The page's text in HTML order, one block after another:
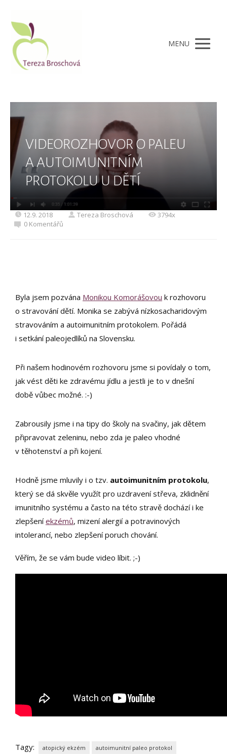
MENU
VIDEOROZHOVOR O PALEU
A AUTOIMUNITNÍM
PROTOKOLU U DĚTÍ
12.9. 2018 Tereza Broschová
3794x
0 Komentářů
Byla jsem pozvána Monikou Komorášovou k rozhovoru
o stravování dětí. Monika se zabývá nízkosacharidovým
stravováním a autoimunitním protokolem. Pořádá
i setkání paleojedlíků na Slovensku.
Při našem hodinovém rozhovoru jsme si povídaly o tom,
jak vést děti ke zdravému jídlu a jestli je to v dnešní
době vůbec možné. :-)
Zabrousily jsme i na tipy do školy na svačiny, jak dětem
připravovat zeleninu, nebo zda je paleo vhodné
v těhotenství a při kojení.
Hodně jsme mluvily i o tzv. autoimunitním protokolu,
který se dá skvěle využít pro uzdravení střeva, zklidnění
imunitního systému a často na této stravě dochází i ke
zlepšeníekzémů, mizení alergií a potravinových
intolerancí, nebo zlepšení poruch chování.
Věřím, že se vám bude video líbit. ;-)
Tagy: atopický ekzém
autoimunitní paleo protokol